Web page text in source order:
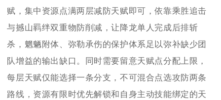
赋，集中资源点满两层减防天赋即可，依靠乘胜追击
与撼山羁绊双重物防削减，让降龙单人完成后排斩
杀，魍魉附体、弥勒承伤的保护体系足以弥补缺少团
队增益的输出缺口。同时需要留意天赋点分配上限，
每层天赋仅能选择一条分支，不可混合点选攻防两条
路线，资源有限时优先解锁和自身主动技能绑定的天